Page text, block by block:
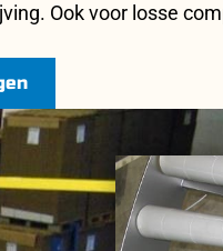
Ook voor losse